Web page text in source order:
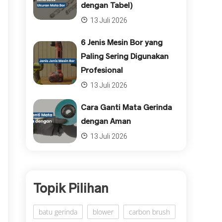
dengan Tabel)
13 Juli 2026
6 Jenis Mesin Bor yang
Paling Sering Digunakan
Profesional
13 Juli 2026
Cara Ganti Mata Gerinda
dengan Aman
13 Juli 2026
Topik Pilihan
batu gerinda blower carbon brush